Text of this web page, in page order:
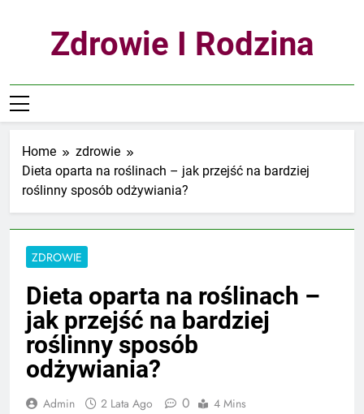
Zdrowie I Rodzina
Home
zdrowie
Dieta oparta na roślinach – jak przejść na bardziej
roślinny sposób odżywiania?
ZDROWIE
Dieta oparta na roślinach –
jak przejść na bardziej
roślinny sposób
odżywiania?
Admin 2 Lata Ago 0 4 Mins